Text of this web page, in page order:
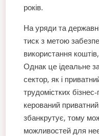
років.
На уряди та
тиск з метою
використання
Однак це ідеальне
сектор, як і
трудомістких
керований
збанкрутує, тому
можливостей для